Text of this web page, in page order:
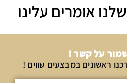
אומרים עלינו
על קשר !
ראשונים במבצעים שווים !